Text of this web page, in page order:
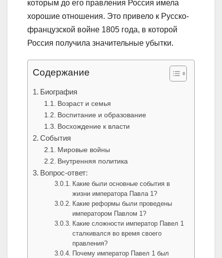
которым до его правления Россия имела
хорошие отношения. Это привело к Русско-
французской войне 1805 года, в которой
Россия получила значительные убытки.
Содержание
Биография
Возраст и семья
Воспитание и образование
Восхождение к власти
События
Мировые войны
Внутренняя политика
Вопрос-ответ:
Какие были основные события в
жизни императора Павла 1?
Какие реформы были проведены
императором Павлом 1?
Какие сложности император Павел 1
сталкивался во время своего
правления?
Почему император Павел 1 был